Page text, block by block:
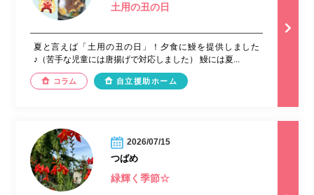
土用の丑の日
夏と言えば「土用の丑の日」！夕食に鰻を提供しました
♪（苦手な児童には唐揚げで対応しました） 鰻には夏...
コラム 自立援助ホーム
2026/07/15
つばめ
緑輝く季節☆